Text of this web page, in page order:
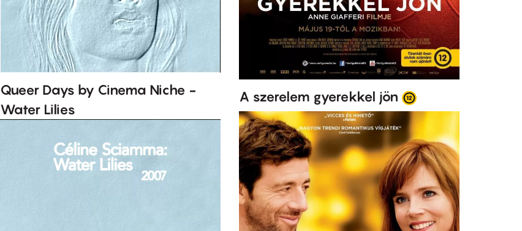
Queer Days by Cinema Niche -
Water Lilies
A szerelem gyerekkel jön